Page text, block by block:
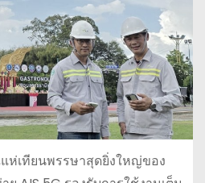
ห่เทียนพรรษาสุดยิ่งใหญ่ของ